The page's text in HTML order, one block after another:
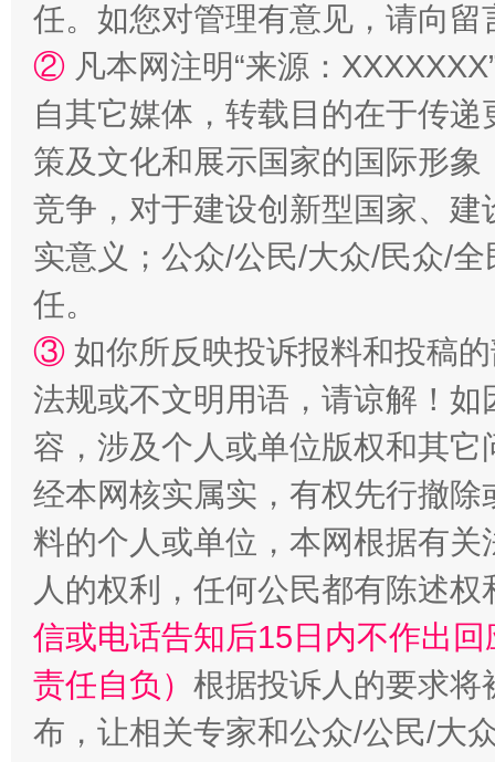
漫山遍野的桃花与雪山、麦地、白藏房 除
招工难、用工荒背后
任。如您对管理有意见，请向
② 凡本网注明“来源：
自其它媒体，转载目的在于传
策及文化和展示国家的国际形
竞争，对于建设创新型国家、
实意义；公众/公民/大众/民众/
任。
③ 如你所反映投诉报料和投稿
法规或不文明用语，请谅解！
容，涉及个人或单位版权和其它
经本网核实属实，有权先行撤
料的个人或单位，本网根据有
人的权利，任何公民都有陈述
信或电话告知后15日内不作出
责任自负） 根据投诉人的要求将
布，让相关专家和公众/公民/大